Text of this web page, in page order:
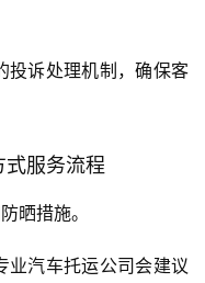
投诉处理机制，确保客
式服务流程
晒措施。
业汽车托运公司会建议